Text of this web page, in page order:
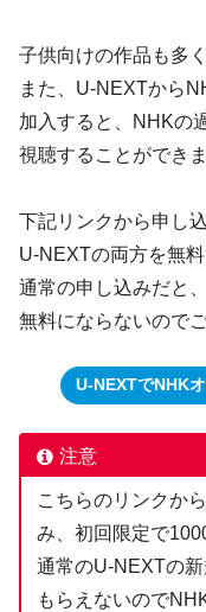
子供向けの作品も多
また、U-NEXTから
加入すると、NHKの
視聴することができま
下記リンクから申し
U-NEXTの両方を無
通常の申し込みだと
無料にならないので
U-NEXTでNHK
注意
こちらのリンクか
み、初回限定で
通常のU-NEXTの
もらえないので